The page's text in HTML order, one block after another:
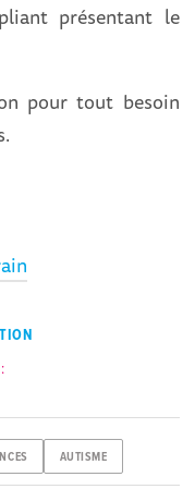
présentant le
pour tout besoin
AUTISME